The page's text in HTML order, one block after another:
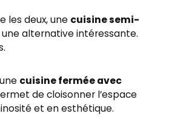
les deux, une cuisine semi-
alternative intéressante.
cuisine fermée avec
de cloisonner l’espace
et en esthétique.